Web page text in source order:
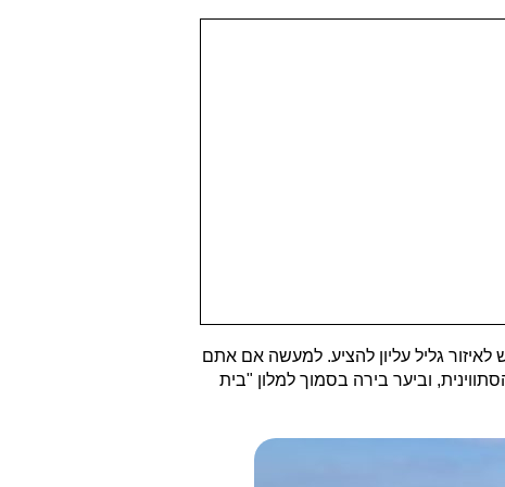
שיש לאיזור גליל עליון להציע. למעשה אם אתם
וביער בירה בסמוך למלון "בית